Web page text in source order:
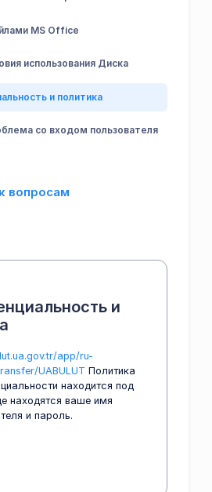
MS Office
использования Диска
и политика
со входом пользователя
вопросам
и
app/ru-
UABULUT Политика
находится под
находятся ваше имя
и пароль.